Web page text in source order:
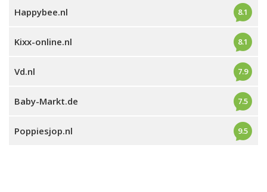
Happybee.nl 8.1
Kixx-online.nl 8.1
Vd.nl 7.9
Baby-Markt.de 7.5
Poppiesjop.nl 9.5